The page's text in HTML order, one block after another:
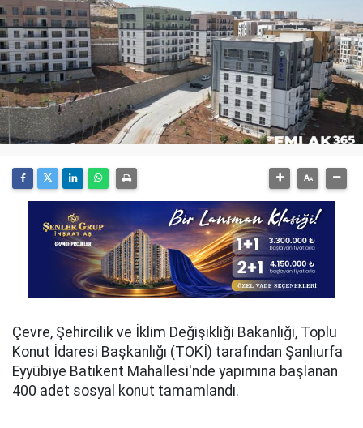
Çevre, Şehircilik ve İklim Değişikliği Bakanlığı, Toplu
Konut İdaresi Başkanlığı (TOKİ) tarafından Şanlıurfa
Eyyübiye Batıkent Mahallesi'nde yapımına başlanan
400 adet sosyal konut tamamlandı.